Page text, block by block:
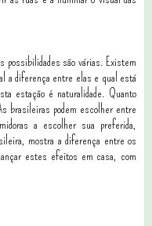
possibilidades são várias. Existem
a diferença entre elas e qual está
estação é naturalidade. Quanto
brasileiras podem escolher entre
a escolher sua preferida,
mostra a diferença entre os
estes efeitos em casa, com